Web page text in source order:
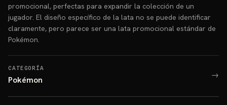
promocional, perfectas para expandir la colección de un
jugador. El diseño específico de la lata no se puede identificar
claramente, pero parece ser una lata promocional estándar de
Pokémon.
CATEGORÍA
Pokémon →